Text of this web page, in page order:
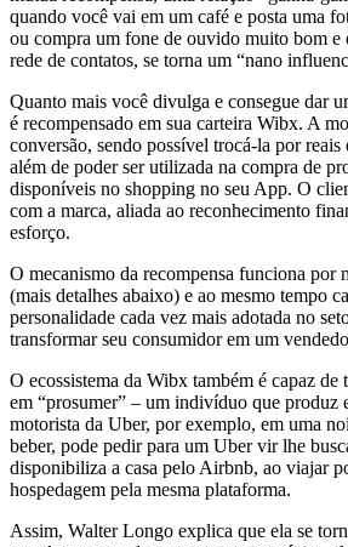
quando você vai em um café e posta uma
ou compra um fone de ouvido muito bom e
rede de contatos, se torna um “nano
Quanto mais você divulga e consegue dar
é recompensado em sua carteira Wibx. A
conversão, sendo possível trocá-la por reais
além de poder ser utilizada na compra de
disponíveis no shopping no seu App. O
com a marca, aliada ao reconhecimento
esforço.
O mecanismo da recompensa funciona por
(mais detalhes abaixo) e ao mesmo tempo
personalidade cada vez mais adotada no
transformar seu consumidor em um
O ecossistema da Wibx também é capaz
em “prosumer” – um indivíduo que produz
motorista da Uber, por exemplo, em uma
beber, pode pedir para um Uber vir lhe
disponibiliza a casa pelo Airbnb, ao viajar
hospedagem pela mesma plataforma.
Assim, Walter Longo explica que ela se